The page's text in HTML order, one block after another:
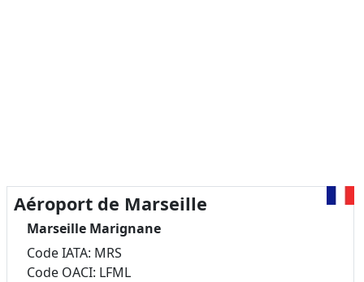
Aéroport de Marseille
Marseille Marignane
Code IATA: MRS
Code OACI: LFML